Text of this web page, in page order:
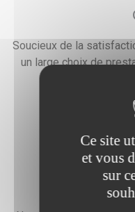
Soucieux de la
un large choix de
Ce site
et vous
sur